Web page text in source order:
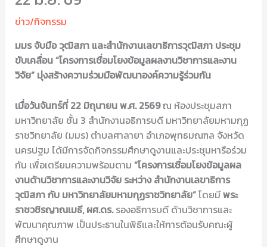
ข่าว/กิจกรรม
มมร จับมือ วุฒิสภา และสำนักงานเลขาธิการวุฒิสภา ประชุม
ขับเคลื่อน “โครงการเชื่อมโยงข้อมูลผลงานวิชาการและงาน
วิจัย” มุ่งสร้างความร่วมมือพัฒนาองค์ความรู้ร่วมกัน
เมื่อวันจันทร์ที่22 มิถุนายน พ.ศ.2569ณ ห้องประชุมสภา
มหาวิทยาลัย ชั้น 3 สำนักงานอธิการบดี มหาวิทยาลัยมหามกุฏ
ราชวิทยาลัย (มมร) ตำบลศาลายา อำเภอพุทธมณฑล จังหวัด
นครปฐม ได้มีการจัดกิจกรรมศึกษาดูงานและประชุมหารือร่วม
กัน เพื่อเตรียมความพร้อมตาม “โครงการเชื่อมโยงข้อมูลผล
งานด้านวิชาการและงานวิจัย ระหว่าง สำนักงานเลขาธิการ
วุฒิสภา กับ มหาวิทยาลัยมหามกุฏราชวิทยาลัย”โดยมีพระ
ราชวชิรญาณเมธี,ผศ.ดร.รองอธิการบดี ด้านวิชาการและ
พัฒนาคุณภาพ เป็นประธานในพิธีและให้การต้อนรับคณะผู้
ศึกษาดูงาน